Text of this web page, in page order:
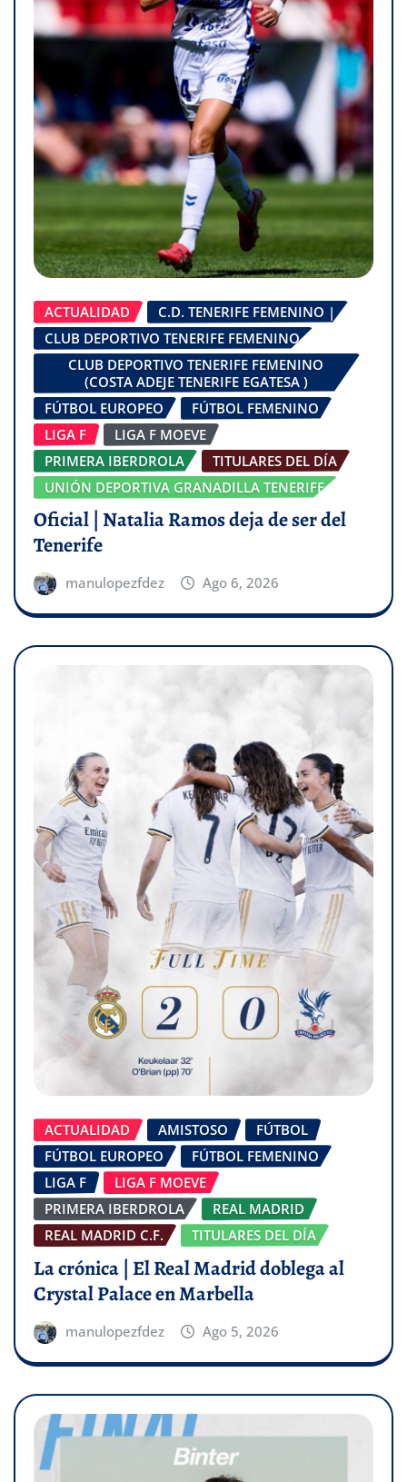
ACTUALIDAD
C.D. TENERIFE FEMENINO |
CLUB DEPORTIVO TENERIFE FEMENINO
CLUB DEPORTIVO TENERIFE FEMENINO
(COSTA ADEJE TENERIFE EGATESA )
FÚTBOL EUROPEO
FÚTBOL FEMENINO
LIGA F
LIGA F MOEVE
PRIMERA IBERDROLA
TITULARES DEL DÍA
UNIÓN DEPORTIVA GRANADILLA TENERIFE
Oficial | Natalia Ramos deja de ser del
Tenerife
manulopezfdez Ago 6, 2026
ACTUALIDAD AMISTOSO
FÚTBOL
FÚTBOL EUROPEO
FÚTBOL FEMENINO
LIGA F
LIGA F MOEVE
PRIMERA IBERDROLA
REAL MADRID
REAL MADRID C.F.
TITULARES DEL DÍA
La crónica | El Real Madrid doblega al
Crystal Palace en Marbella
manulopezfdez Ago 5, 2026